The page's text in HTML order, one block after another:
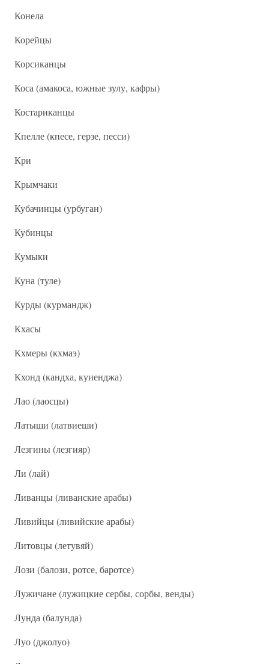
Конела
Корейцы
Корсиканцы
Коса (амакоса, южные зулу, кафры)
Костариканцы
Кпелле (кпесе, герзе, песси)
Кри
Крымчаки
Кубачинцы (урбуган)
Кубинцы
Кумыки
Куна (туле)
Курды (курмандж)
Кхасы
Кхмеры (кхмаэ)
Кхонд (кандха, куиенджа)
Лао (лаосцы)
Латыши (латвиеши)
Лезгины (лезгияр)
Ли (лай)
Ливанцы (ливанские арабы)
Ливийцы (ливийские арабы)
Литовцы (летувяй)
Лози (балози, ротсе, баротсе)
Лужичане (лужицкие сербы, сорбы, венды)
Лунда (балунда)
Луо (джолуо)